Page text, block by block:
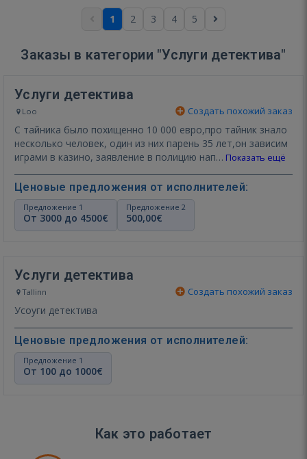
1 2 3 4 5
Заказы в категории "Услуги детектива"
Услуги детектива
Loo Создать похожий заказ
С тайника было похищенно 10 000 евро,про тайник знало
несколько человек, один из них парень 35 лет,он зависим
играми в казино, заявление в полицию нап… Показать ещё
Ценовые предложения от исполнителей:
Предложение 1
От 3000 до 4500€
Предложение 2
500,00€
Услуги детектива
Tallinn Создать похожий заказ
Усоуги детектива
Ценовые предложения от исполнителей:
Предложение 1
От 100 до 1000€
Как это работает